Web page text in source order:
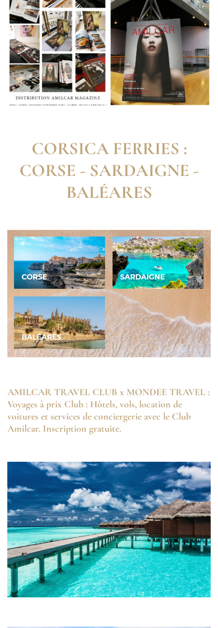
CORSICA FERRIES :
CORSE - SARDAIGNE -
BALÉARES
AMILCAR TRAVEL CLUB x MONDEE TRAVEL :
Voyages à prix Club : Hôtels, vols, location de
voitures et services de conciergerie avec le Club
Amilcar. Inscription gratuite.